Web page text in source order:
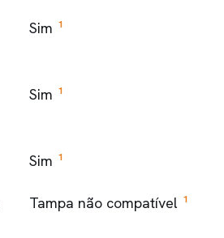
Sim 1
Sim 1
Sim 1
Tampa não compatível 1